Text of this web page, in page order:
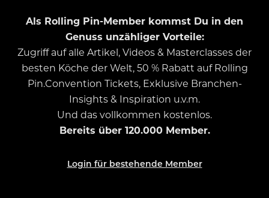
Als Rolling Pin-Member kommst Du in den
Genuss unzähliger Vorteile:
Zugriff auf alle Artikel, Videos & Masterclasses der
besten Köche der Welt, 50 % Rabatt auf Rolling
Pin.Convention Tickets, Exklusive Branchen-
Insights & Inspiration u.v.m.
Und das vollkommen kostenlos.
Bereits über 120.000 Member.
Login für bestehende Member